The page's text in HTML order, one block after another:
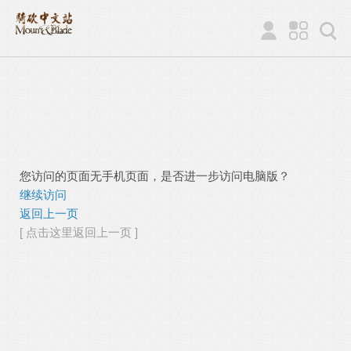
您访问的页面无手机页面，是否进一步访问电脑版？
继续访问
返回上一页
[ 点击这里返回上一页 ]